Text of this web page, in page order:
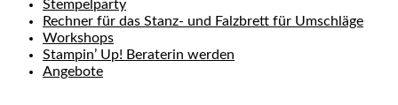
Stempelparty
Rechner für das Stanz- und Falzbrett für Umschläge
Workshops
Stampin’ Up! Beraterin werden
Angebote